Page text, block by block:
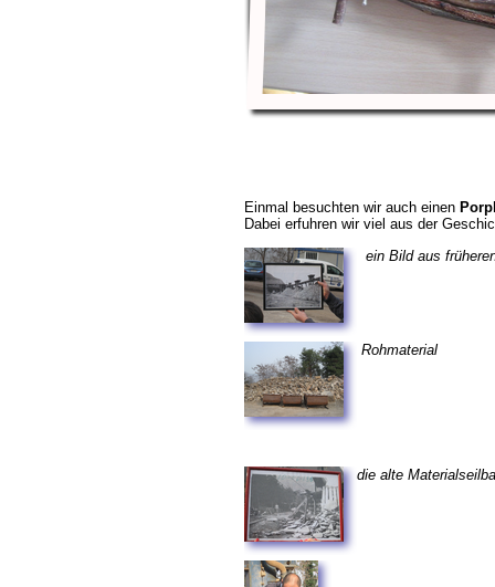
Einmal besuchten wir auch einen
Dabei erfuhren wir viel aus der
ein Bild aus
Rohmaterial
die alte